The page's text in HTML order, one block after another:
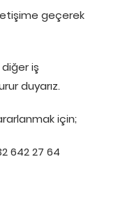
geçerek
diğer iş
duyarız.
için;
642 27 64